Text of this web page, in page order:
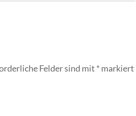
Felder sind mit * markiert